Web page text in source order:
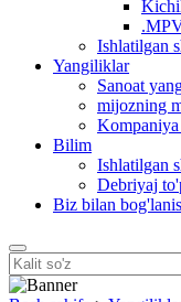
Ishlatilgan
Yangiliklar
Sanoat
mijozning
Bilim
Ishlatilgan
Debriyaj
Biz bilan